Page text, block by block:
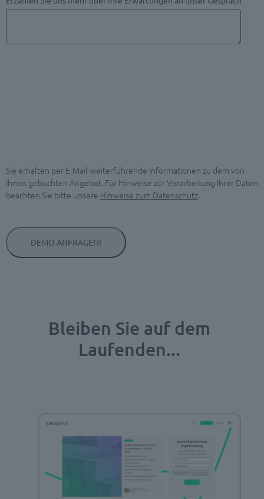
Sie erhalten per E-Mail weiterführende Informationen zu dem von
Ihnen gebuchten Angebot. Für Hinweise zur Verarbeitung Ihrer Daten
beachten Sie bitte unsere Hinweise zum Datenschutz.
Bleiben Sie auf dem
Laufenden...